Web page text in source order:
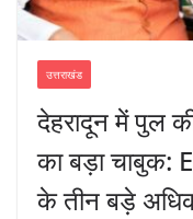
उत्तराखंड
देहरादून में पुल
का बड़ा चाबुक:
के तीन बड़े